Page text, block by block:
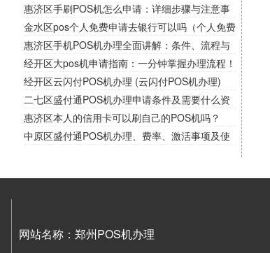
费吗)
惠济区手刷POS机怎么申请：详细步骤与注意事
项！
金水区pos个人免费申请去银行可以吗（个人免费
申请pos机）
惠济区手机POS机办理全面讲解：条件、流程与
使用！
经开区大pos机申请指南：一分钟掌握办理流程！
经开区云闪付POS机办理 (云闪付POS机办理)
二七区盛付通POS机办理申请条件及需要什么资
料？
惠济区本人的信用卡可以刷自己的POS机吗？
中原区盛付通POS机办理、费率、激活事项及使
网站名称：郑州POS机办理